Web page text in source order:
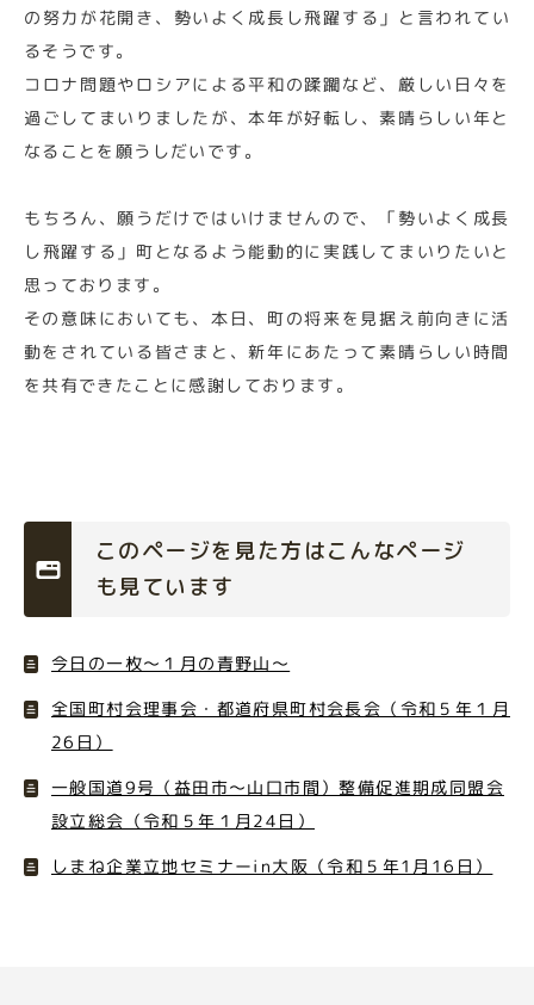
の努力が花開き、勢いよく成長し飛躍する」と言われてい
るそうです。
コロナ問題やロシアによる平和の蹂躙など、厳しい日々を
過ごしてまいりましたが、本年が好転し、素晴らしい年と
なることを願うしだいです。
もちろん、願うだけではいけませんので、「勢いよく成長
し飛躍する」町となるよう能動的に実践してまいりたいと
思っております。
その意味においても、本日、町の将来を見据え前向きに活
動をされている皆さまと、新年にあたって素晴らしい時間
を共有できたことに感謝しております。
このページを見た方はこんなページ
も見ています
今日の一枚～１月の青野山～
全国町村会理事会・都道府県町村会長会（令和５年１月
26日）
一般国道9号（益田市～山口市間）整備促進期成同盟会
設立総会（令和５年１月24日）
しまね企業立地セミナーin大阪（令和５年1月16日）